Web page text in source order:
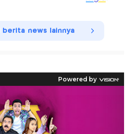
berita news lainnya